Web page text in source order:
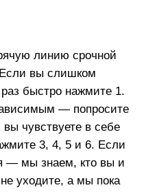
линию срочной
вы слишком
быстро нажмите 1.
— попросите
чувствуете в себе
3, 4, 5 и 6. Если
— мы знаем, кто вы и
не уходите, а мы пока